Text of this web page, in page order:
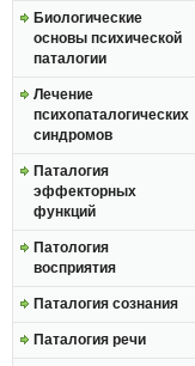
Биологические
основы психической
паталогии
Лечение
психопаталогических
синдромов
Паталогия
эффекторных
функций
Патология
восприятия
Паталогия сознания
Паталогия речи